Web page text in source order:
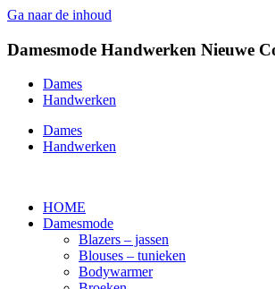
Ga naar de inhoud
Damesmode Handwerken Nieuwe
Dames
Handwerken
Dames
Handwerken
HOME
Damesmode
Blazers – jassen
Blouses – tunieken
Bodywarmer